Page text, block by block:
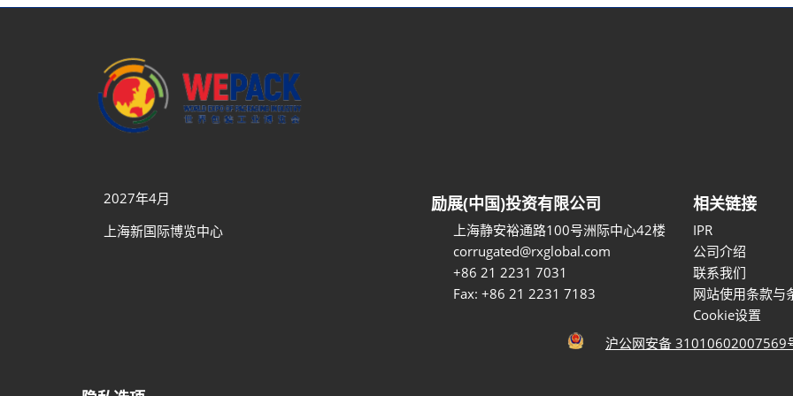
2027年4月
上海新国际博览中心
励展(中国)投资有限公司
上海静安裕通路100号洲际中心42楼
corrugated@rxglobal.com
+86 21 2231 7031
Fax: +86 21 2231 7183
相关链接
IPR
公司介绍
联系我们
网站使用条款与
Cookie设置
沪公网安备 31010602007569